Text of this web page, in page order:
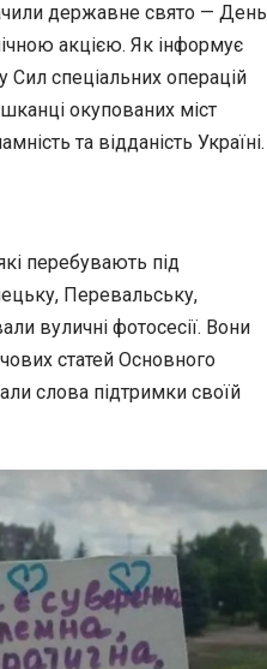
державне свято — День
акцією. Як інформує
Сил спеціальних операцій
окупованих міст
та відданість Україні.
перебувають під
Перевальську,
вуличні фотосесії. Вони
статей Основного
слова підтримки своїй